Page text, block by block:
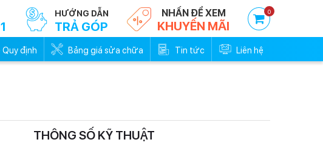
0
NHẤN ĐỂ XEM
KHUYẾN MÃI
HƯỚNG DẪN
TRẢ GÓP
Quy định Bảng giá sửa chữa Tin tức Liên hệ
Trả góp 0đ - Trả trước
THÔNG SỐ KỸ THUẬT